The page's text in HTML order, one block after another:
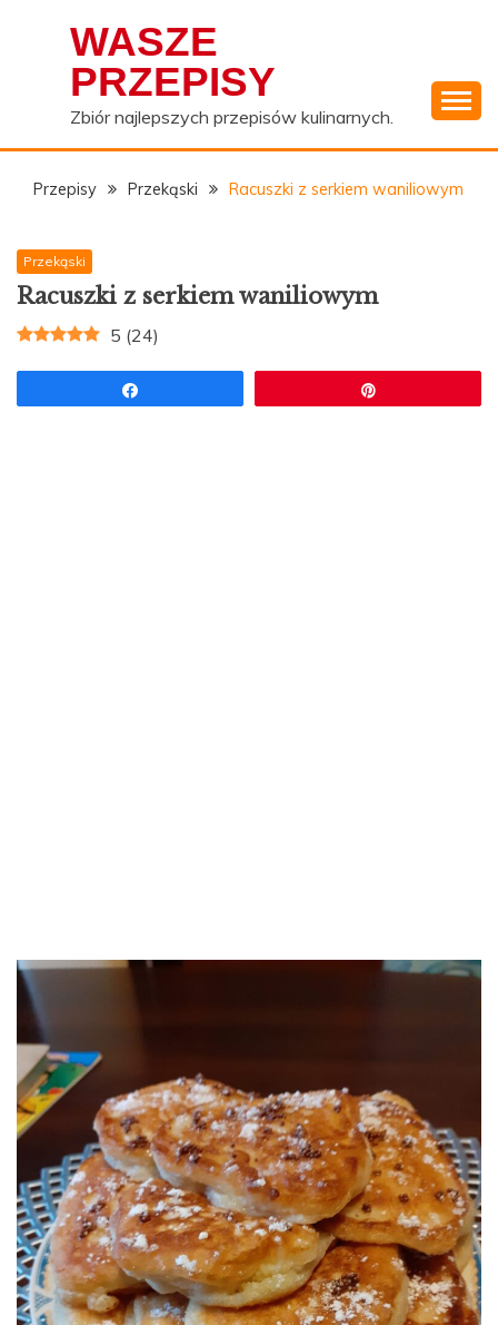
WASZE
PRZEPISY
Zbiór najlepszych przepisów kulinarnych.
Przepisy Przekąski Racuszki z serkiem waniliowym
Przekąski
Racuszki z serkiem waniliowym
5 (24)